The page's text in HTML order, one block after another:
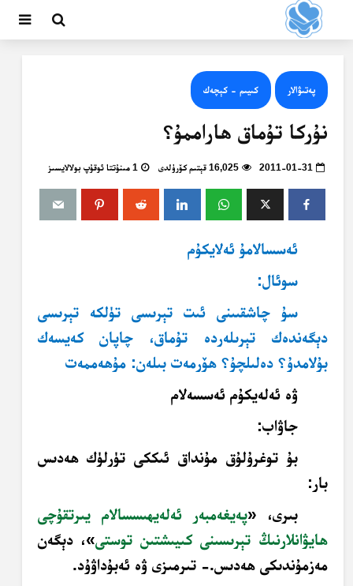
پەتىۋالار كىيىم - كېچەك
نۇركا تۇماق ھاراممۇ؟
2011-01-31 16,025 قېتىم كۆرۈلدى 1 مىنۇتتا ئوقۇپ بولالايسىز
ئەسسالامۇ ئەلايكۇم
سوئال:
سۇ چاشقىىنى ئىت تېرىسى تۈلكە تېرىسى
دېگەندەك تېرىلەردە تۇماق، چاپان كەيسەك
بۇلامدۇ؟ دەلىلچۇ؟ ھۆرمەت بىلەن: مۇھەممەت
ۋە ئەلەيكۇم ئەسسەلام
جاۋاب:
بۇ توغرۇلۇق مۇنداق ئىككى تۈرلۈك ھەدىس
بار:
بىرى، «پەيغەمبەر ئەلەيھىسسالام يىرتقۇچى
ھايۋانلارنىڭ تېرىسىنى كىيىشتىن توستى»، دېگەن
مەزمۇندىكى ھەدىس.- تىرمىزى ۋە ئەبۇداۋۇد.